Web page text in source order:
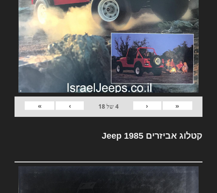
«
‹
4של18
›
»
קטלוג אביזרים Jeep 1985